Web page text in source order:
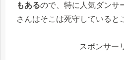
もあるので、特に人気ダンサ
さんはそこは死守していると
スポンサー